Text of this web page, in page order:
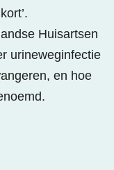
Huisartsen
urineweginfectie
en hoe